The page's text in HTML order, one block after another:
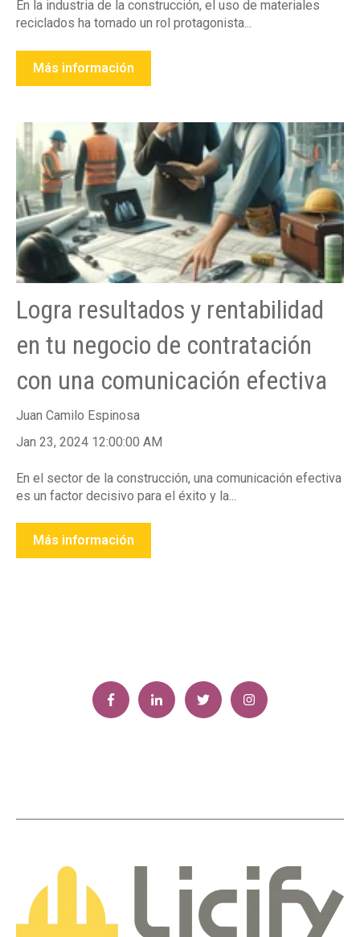
En la industria de la construcción, el uso de materiales
reciclados ha tomado un rol protagonista...
Más información
Logra resultados y rentabilidad
en tu negocio de contratación
con una comunicación efectiva
Juan Camilo Espinosa
Jan 23, 2024 12:00:00 AM
En el sector de la construcción, una comunicación efectiva
es un factor decisivo para el éxito y la...
Más información